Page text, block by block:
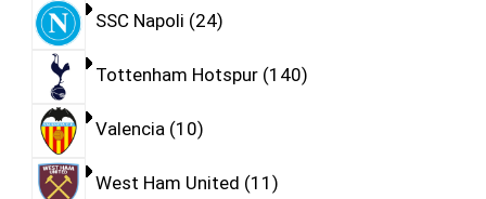
SSC Napoli 24
Tottenham Hotspur 140
Valencia 10
West Ham United 11